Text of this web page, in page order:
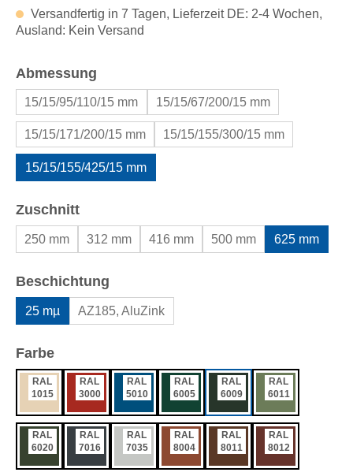
Versandfertig in 7 Tagen, Lieferzeit DE: 2-4 Wochen,
Ausland: Kein Versand
Abmessung
15/15/95/110/15 mm 15/15/67/200/15 mm
15/15/171/200/15 mm 15/15/155/300/15 mm
15/15/155/425/15 mm
Zuschnittauswählen
250 mm 312 mm 416 mm 500 mm 625 mm
Beschichtung
25 mµ AZ185, AluZink
Farbeauswählen
RAL
1015
RAL
3000
RAL
5010
RAL
6005
RAL
6009
RAL
6011
RAL
6020
RAL
7016
RAL
7035
RAL
8004
RAL
8011
RAL
8012